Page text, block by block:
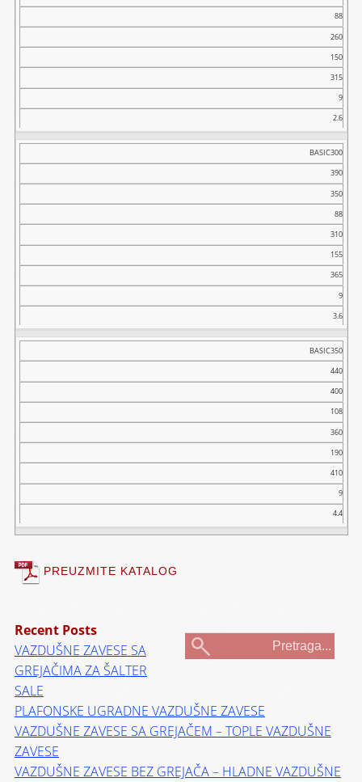
88
260
150
315
9
2.6
BASIC300
390
350
88
310
155
365
9
3.6
BASIC350
440
400
108
360
190
410
9
4.4
PREUZMITE KATALOG
Recent Posts
VAZDUŠNE ZAVESE SA
GREJAČIMA ZA ŠALTER
SALE
PLAFONSKE UGRADNE VAZDUŠNE ZAVESE
VAZDUŠNE ZAVESE SA GREJAČEM – TOPLE VAZDUŠNE
ZAVESE
VAZDUŠNE ZAVESE BEZ GREJAČA – HLADNE VAZDUŠNE